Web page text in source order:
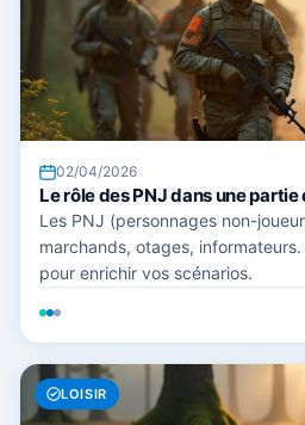
02/04/2026
Le rôle des PNJ dans une
Les PNJ (personnages non-
marchands, otages,
pour enrichir vos scénarios.
LOISIR